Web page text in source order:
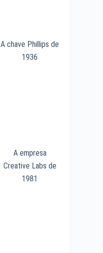
A chave Phillips de
1936
A empresa
Creative Labs de
1981